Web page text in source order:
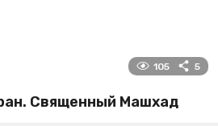
105 5
Священный Машхад